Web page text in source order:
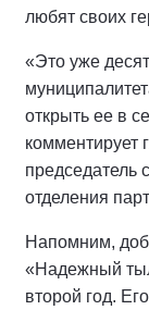
любят своих
«Это уже
открыть ее в
комментирует
председатель
отделения
Напомним,
«Надежный
второй год.